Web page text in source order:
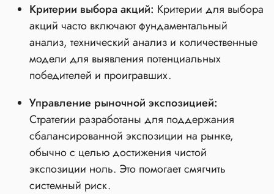
Критерии выбора акций: Критерии для выбора
акций часто включают фундаментальный
анализ, технический анализ и количественные
модели для выявления потенциальных
победителей и проигравших.
Управление рыночной экспозицией:
Стратегии разработаны для поддержания
сбалансированной экспозиции на рынке,
обычно с целью достижения чистой
экспозиции ноль. Это помогает смягчить
системный риск.